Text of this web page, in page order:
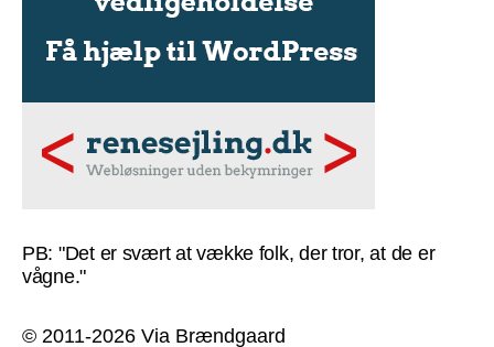
PB: "Det er svært at vække folk, der tror, at de er
vågne."
© 2011-2026 Via Brændgaard